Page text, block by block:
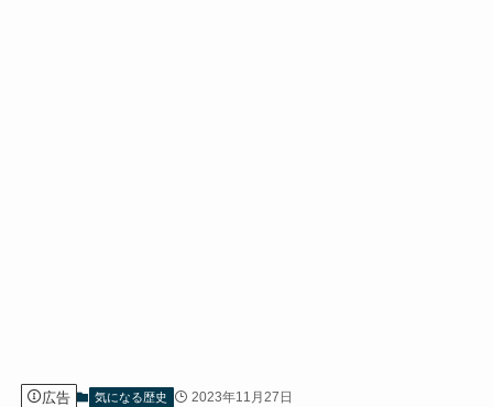
広告 気になる歴史 2023年11月27日